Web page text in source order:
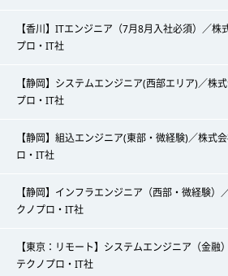
【香川】ITエンジニア（7月8月入社必須）／株
プロ・IT社
【静岡】システムエンジニア(西部エリア)／株
プロ・IT社
【静岡】組込エンジニア(東部・微経験)／株式
ロ・IT社
【静岡】インフラエンジニア（西部・微経験）
クノプロ・IT社
【東京：リモート】システムエンジニア（金融
テクノプロ・IT社